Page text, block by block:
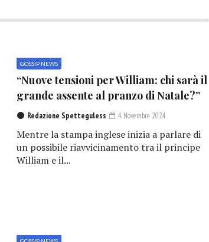
GOSSIP NEWS
“Nuove tensioni per William: chi sarà il
grande assente al pranzo di Natale?”
Redazione Spetteguless 4 Novembre 2024
Mentre la stampa inglese inizia a parlare di
un possibile riavvicinamento tra il principe
William e il...